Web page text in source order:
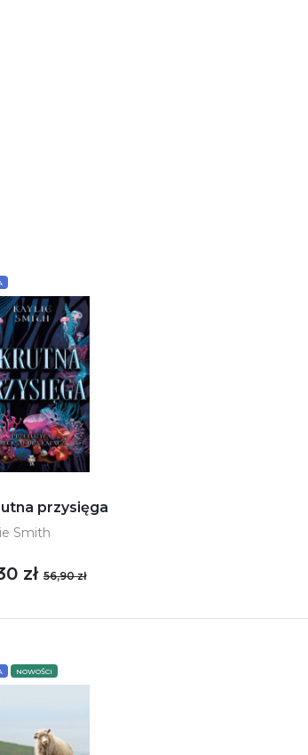
przysięga
Smith
zł 56,90 zł
NOWOŚCI